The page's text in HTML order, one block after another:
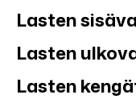
Lasten
Lasten
Lasten